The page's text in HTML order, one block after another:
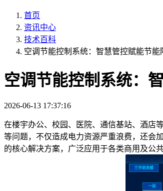
首页
资讯中心
技术百科
空调节能控制系统：智慧管控赋能节能
空调节能控制系统：
2026-06-13 17:37:16
在楼宇办公、校园、医院、通信基站、酒店
等问题，不仅造成电力资源严重浪费，还会
的核心解决方案，广泛应用于各类商用及公共